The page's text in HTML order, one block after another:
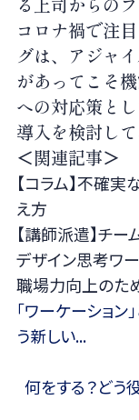
コロナ禍で注
グは、アジャ
があってこそ
への対応策と
導入を検討し
＜関連記事＞
【コラム】不確
え方
【講師派遣】チ
デザイン思考ワ
職場力向上のた
「ワーケーション
う新しい...
何をする？どう